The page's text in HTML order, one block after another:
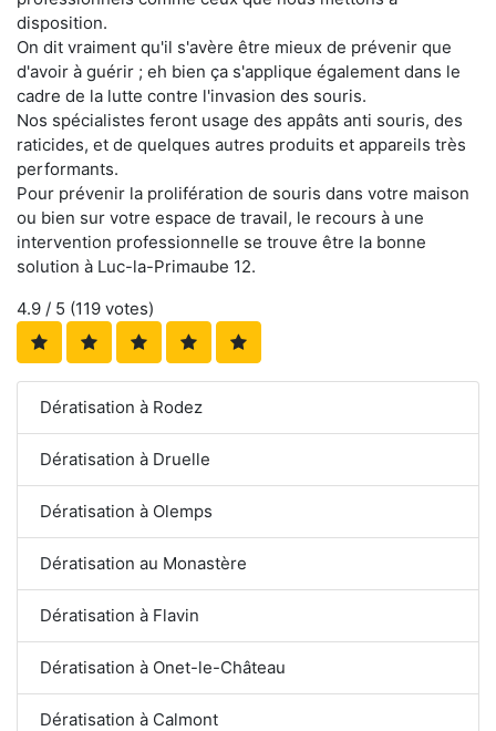
disposition.
On dit vraiment qu'il s'avère être mieux de prévenir que
d'avoir à guérir ; eh bien ça s'applique également dans le
cadre de la lutte contre l'invasion des souris.
Nos spécialistes feront usage des appâts anti souris, des
raticides, et de quelques autres produits et appareils très
performants.
Pour prévenir la prolifération de souris dans votre maison
ou bien sur votre espace de travail, le recours à une
intervention professionnelle se trouve être la bonne
solution à Luc-la-Primaube 12.
4.9 / 5 (119 votes)
Dératisation à Rodez
Dératisation à Druelle
Dératisation à Olemps
Dératisation au Monastère
Dératisation à Flavin
Dératisation à Onet-le-Château
Dératisation à Calmont